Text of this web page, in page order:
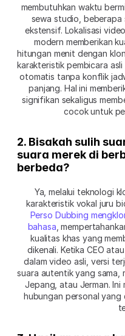
membutuhkan waktu
sewa studio, beberapa
ekstensif. Lokalisasi
modern memberikan
hitungan menit dengan
karakteristik pembicara
otomatis tanpa konflik
panjang. Hal ini
signifikan sekaligus
cocok untuk
2. Bisakah sulih
suara merek di
berbeda?
Ya, melalui teknologi
Perso Dubbing
bahasa ,
kualitas khas yang
dikenali. Ketika CEO
dalam video asli, versi
suara autentik yang sama,
Jepang, atau Jerman. Ini
hubungan personal yang